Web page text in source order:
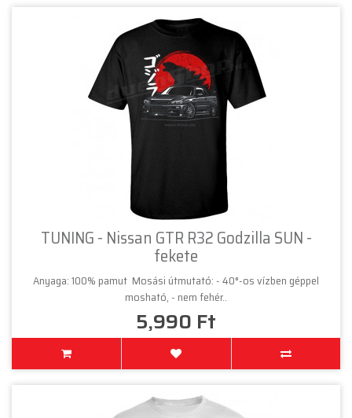
TUNING - Nissan GTR R32 Godzilla SUN -
fekete
Anyaga: 100% pamut Mosási útmutató: - 40°-os vízben géppel
mosható, - nem fehér..
5,990 Ft